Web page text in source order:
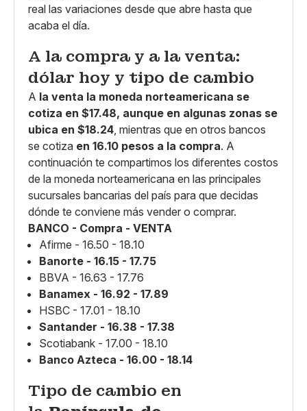
real las variaciones desde que abre hasta que
acaba el día.
A la compra y a la venta:
dólar hoy y tipo de cambio
A la venta la moneda norteamericana se
cotiza en $17.48, aunque en algunas zonas se
ubica en $18.24 , mientras que en otros bancos
se cotiza en 16.10 pesos a la compra. A
continuación te compartimos los diferentes costos
de la moneda norteamericana en las principales
sucursales bancarias del país para que decidas
dónde te conviene más vender o comprar.
BANCO - Compra - VENTA
Afirme - 16.50 - 18.10
Banorte - 16.15 - 17.75
BBVA - 16.63 - 17.76
Banamex - 16.92 - 17.89
HSBC - 17.01 - 18.10
Santander - 16.38 - 17.38
Scotiabank - 17.00 - 18.10
Banco Azteca - 16.00 - 18.14
Tipo de cambio en